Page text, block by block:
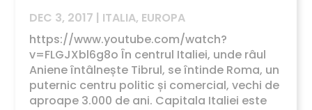
DEC 3, 2017 | ITALIA, EUROPA
https://www.youtube.com/watch?
v=FLGJXbl6g8o În centrul Italiei, unde râul
Aniene întâlnește Tibrul, se întinde Roma, un
puternic centru politic și comercial, vechi de
aproape 3.000 de ani. Capitala Italiei este